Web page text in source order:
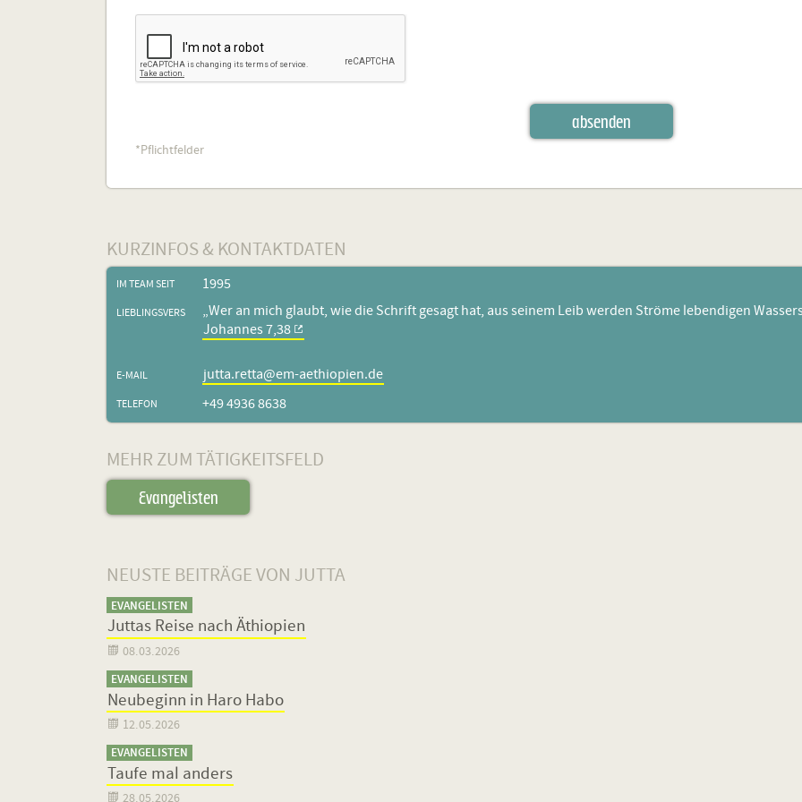
absenden
*Pflichtfelder
KURZINFOS & KONTAKTDATEN
IM TEAM SEIT 1995
LIEBLINGSVERS
„Wer an mich glaubt, wie die Schrift gesagt hat, aus seinem Leib werden Ströme lebendigen
Johannes 7,38
E-MAIL jutta.retta@em-aethiopien.de
TELEFON +49 4936 8638
MEHR ZUM TÄTIGKEITSFELD
Evangelisten
NEUSTE BEITRÄGE VON JUTTA
EVANGELISTEN
Juttas Reise nach Äthiopien
 08.03.2026
EVANGELISTEN
Neubeginn in Haro Habo
 12.05.2026
EVANGELISTEN
Taufe mal anders
 28.05.2026